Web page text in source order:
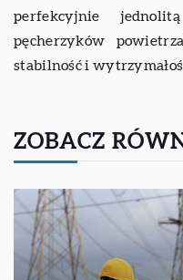
perfekcyjnie
pęcherzyków
stabilność i
ZOBACZ